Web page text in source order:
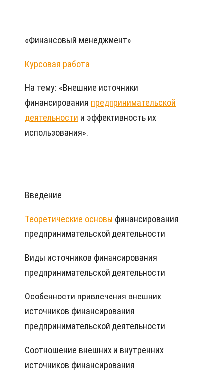
«Финансовый менеджмент»
Курсовая работа
На тему: «Внешние источники
финансирования предпринимательской
деятельности и эффективность их
использования».
Введение
Теоретические основы финансирования
предпринимательской деятельности
Виды источников финансирования
предпринимательской деятельности
Особенности привлечения внешних
источников финансирования
предпринимательской деятельности
Соотношение внешних и внутренних
источников финансирования